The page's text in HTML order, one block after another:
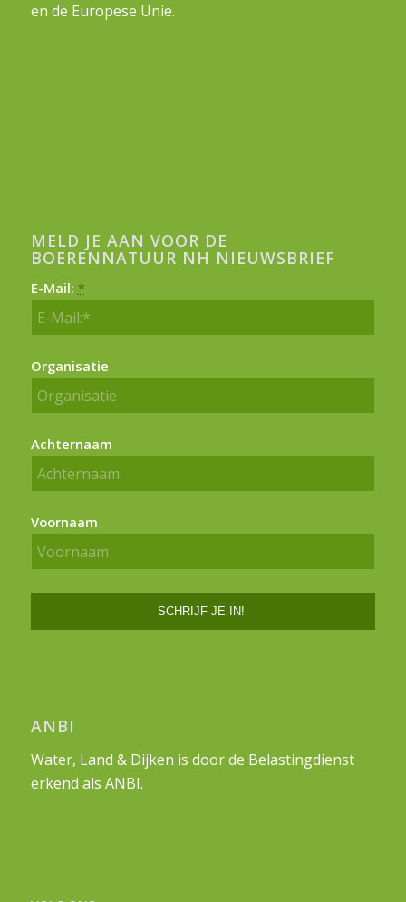
en de Europese Unie.
MELD JE AAN VOOR DE
BOERENNATUUR NH NIEUWSBRIEF
E-Mail: *
Organisatie
Achternaam
Voornaam
ANBI
Water, Land & Dijken is door de Belastingdienst
erkend als ANBI.